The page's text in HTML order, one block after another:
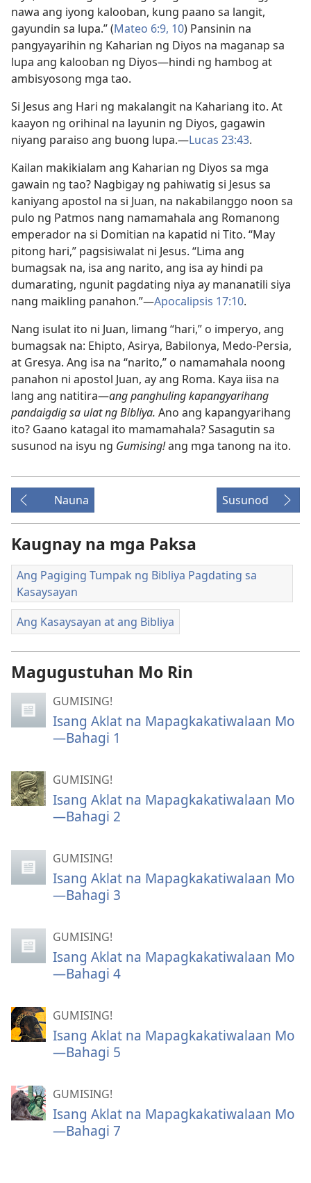
nawa ang iyong kalooban, kung paano sa langit,
gayundin sa lupa.” (Mateo 6:9, 10) Pansinin na
pangyayarihin ng Kaharian ng Diyos na maganap sa
lupa ang kalooban ng Diyos​—hindi ng hambog at
ambisyosong mga tao.
Si Jesus ang Hari ng makalangit na Kahariang ito. At
kaayon ng orihinal na layunin ng Diyos, gagawin
niyang paraiso ang buong lupa.​—Lucas 23:43.
Kailan makikialam ang Kaharian ng Diyos sa mga
gawain ng tao? Nagbigay ng pahiwatig si Jesus sa
kaniyang apostol na si Juan, na nakabilanggo noon sa
pulo ng Patmos nang namamahala ang Romanong
emperador na si Domitian na kapatid ni Tito. “May
pitong hari,” pagsisiwalat ni Jesus. “Lima ang
bumagsak na, isa ang narito, ang isa ay hindi pa
dumarating, ngunit pagdating niya ay mananatili siya
nang maikling panahon.”​—Apocalipsis 17:10.
Nang isulat ito ni Juan, limang “hari,” o imperyo, ang
bumagsak na: Ehipto, Asirya, Babilonya, Medo-Persia,
at Gresya. Ang isa na “narito,” o namamahala noong
panahon ni apostol Juan, ay ang Roma. Kaya iisa na
lang ang natitira​—ang panghuling kapangyarihang
pandaigdig sa ulat ng Bibliya. Ano ang kapangyarihang
ito? Gaano katagal ito mamamahala? Sasagutin sa
susunod na isyu ng Gumising!ang mga tanong na ito.
Nauna Susunod
Kaugnay na mga Paksa
Ang Pagiging Tumpak ng Bibliya Pagdating sa
Kasaysayan
Ang Kasaysayan at ang Bibliya
Magugustuhan Mo Rin
GUMISING!
Isang Aklat na Mapagkakatiwalaan Mo
—Bahagi 1
GUMISING!
Isang Aklat na Mapagkakatiwalaan Mo
—Bahagi 2
GUMISING!
Isang Aklat na Mapagkakatiwalaan Mo
—Bahagi 3
GUMISING!
Isang Aklat na Mapagkakatiwalaan Mo
—Bahagi 4
GUMISING!
Isang Aklat na Mapagkakatiwalaan Mo
—Bahagi 5
GUMISING!
Isang Aklat na Mapagkakatiwalaan Mo
—Bahagi 7